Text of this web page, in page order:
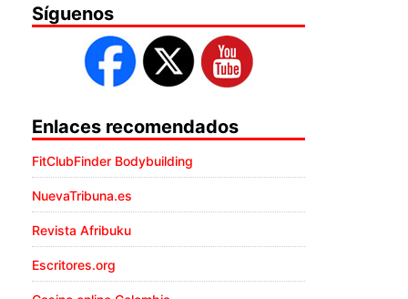
Síguenos
Enlaces recomendados
FitClubFinder Bodybuilding
NuevaTribuna.es
Revista Afribuku
Escritores.org